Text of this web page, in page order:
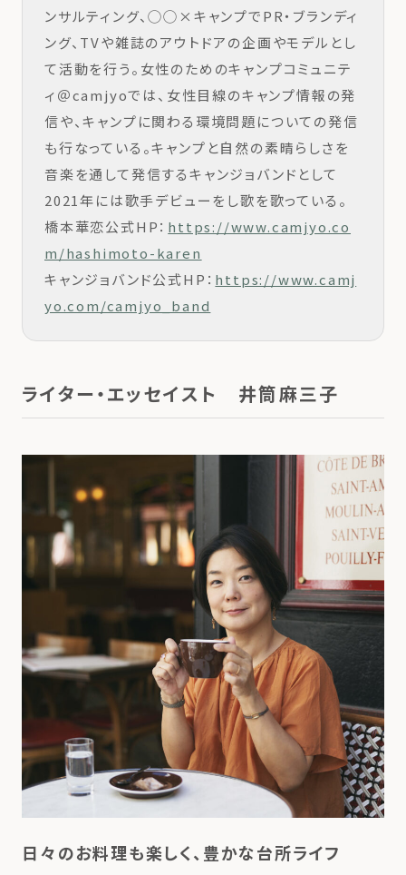
ンサルティング、◯◯×キャンプでPR・ブランディ
ング、TVや雑誌のアウトドアの企画やモデルとし
て活動を行う。女性のためのキャンプコミュニテ
ィ＠camjyoでは、女性目線のキャンプ情報の発
信や、キャンプに関わる環境問題についての発信
も行なっている。キャンプと自然の素晴らしさを
音楽を通して発信するキャンジョバンドとして
2021年には歌手デビューをし歌を歌っている。
橋本華恋公式HP： https://www.camjyo.co
m/hashimoto-karen
キャンジョバンド公式HP： https://www.camj
yo.com/camjyo_band
ライター・エッセイスト 井筒麻三子
日々のお料理も楽しく、豊かな台所ライフ